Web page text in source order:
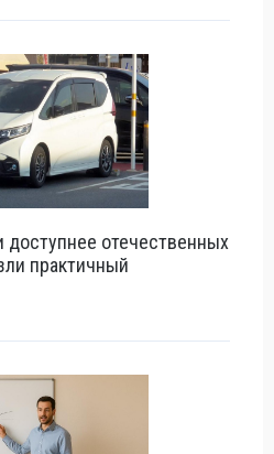
отечественных
практичный